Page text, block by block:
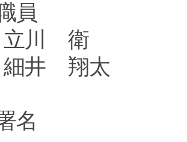
員
川 衛
井 翔太
名